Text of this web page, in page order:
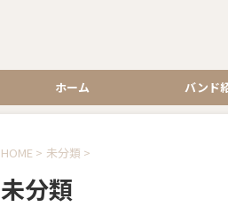
ホーム バンド
HOME > 未分類 >
未分類